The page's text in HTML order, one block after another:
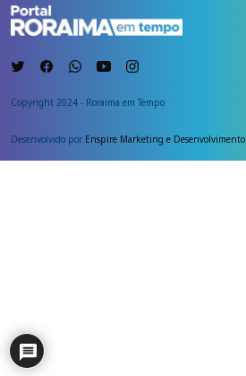
Copyright 2024 - Roraima em Tempo
Desenvolvido por Enspire Marketing e Desenvolvimento